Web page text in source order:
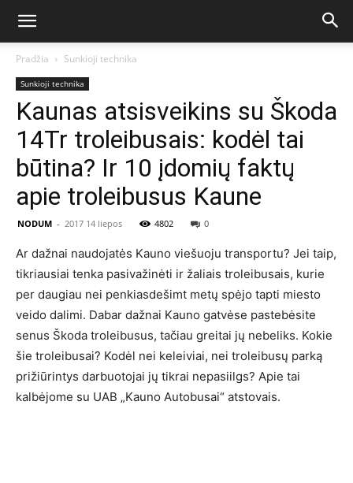
Pradžia Sunkioji technika
Sunkioji technika
Kaunas atsisveikins su Škoda
14Tr troleibusais: kodėl tai
būtina? Ir 10 įdomių faktų
apie troleibusus Kaune
NODUM - 2017 14 liepos 4802 0
Ar dažnai naudojatės Kauno viešuoju transportu? Jei taip,
tikriausiai tenka pasivažinėti ir žaliais troleibusais, kurie
per daugiau nei penkiasdešimt metų spėjo tapti miesto
veido dalimi. Dabar dažnai Kauno gatvėse pastebėsite
senus Škoda troleibusus, tačiau greitai jų nebeliks. Kokie
šie troleibusai? Kodėl nei keleiviai, nei troleibusų parką
prižiūrintys darbuotojai jų tikrai nepasiilgs? Apie tai
kalbėjome su UAB „Kauno Autobusai“ atstovais.